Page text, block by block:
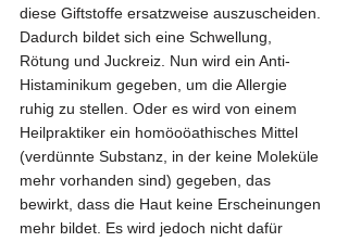
diese Giftstoffe ersatzweise auszuscheiden.
Dadurch bildet sich eine Schwellung,
Rötung und Juckreiz. Nun wird ein Anti-
Histaminikum gegeben, um die Allergie
ruhig zu stellen. Oder es wird von einem
Heilpraktiker ein homöoöathisches Mittel
(verdünnte Substanz, in der keine Moleküle
mehr vorhanden sind) gegeben, das
bewirkt, dass die Haut keine Erscheinungen
mehr bildet. Es wird jedoch nicht dafür